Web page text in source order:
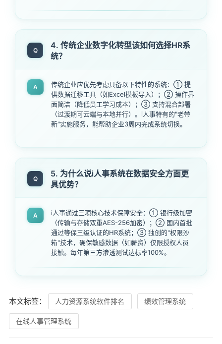
Q
4. 传统企业数字化转型该如何选择HR系
统？
A
传统企业应优先考虑具备以下特性的系统：① 提
供数据迁移工具（如Excel模板导入）；② 操作界
面简洁（降低员工学习成本）；③ 支持混合部署
（过渡期可云端与本地并行）。i人事特有的"老带
新"实施服务，能帮助企业3周内完成系统切换。
Q
5. 为什么说i人事系统在数据安全方面更
具优势？
A
i人事通过三项核心技术保障安全：① 银行级加密
（传输与存储双重AES-256加密）；② 国内首批
通过等保三级认证的HR系统；③ 独创的"权限沙
箱"技术，确保敏感数据（如薪资）仅限授权人员
接触。每年第三方渗透测试达标率100%。
本文标签： 人力资源系统软件排名 绩效管理系统
在线人事管理系统